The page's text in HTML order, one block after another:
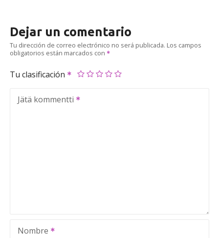
Dejar un comentario
Tu dirección de correo electrónico no será publicada. Los campos
obligatorios están marcados con
Tu clasificación
Jätä kommentti
Nombre